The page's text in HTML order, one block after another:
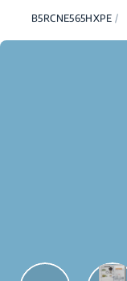
/
B5RCNE565HXPE